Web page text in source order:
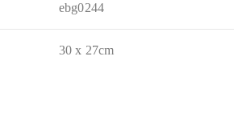
ebg0244
30 x 27cm